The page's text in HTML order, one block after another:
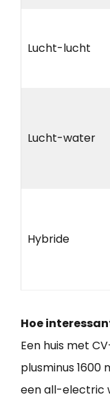
Lucht-lucht
Lucht-water
Hybride
Hoe
Een huis met
plusminus 1600
een all-electric